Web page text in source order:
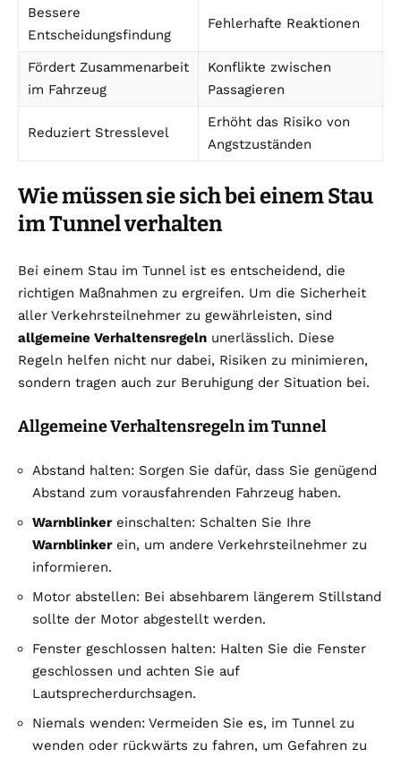
Bessere
Entscheidungsfindung
Fehlerhafte Reaktionen
Fördert Zusammenarbeit
im Fahrzeug
Konflikte zwischen
Passagieren
Reduziert Stresslevel
Erhöht das Risiko von
Angstzuständen
Wie müssen sie sich bei einem Stau
im Tunnel verhalten
Bei einem Stau im Tunnel ist es entscheidend, die
richtigen Maßnahmen zu ergreifen. Um die Sicherheit
aller Verkehrsteilnehmer zu gewährleisten, sind
allgemeine Verhaltensregeln unerlässlich. Diese
Regeln helfen nicht nur dabei, Risiken zu minimieren,
sondern tragen auch zur Beruhigung der Situation bei.
Allgemeine Verhaltensregeln im Tunnel
Abstand halten: Sorgen Sie dafür, dass Sie genügend
Abstand zum vorausfahrenden Fahrzeug haben.
Warnblinkereinschalten: Schalten Sie Ihre
Warnblinkerein, um andere Verkehrsteilnehmer zu
informieren.
Motor abstellen: Bei absehbarem längerem Stillstand
sollte der Motor abgestellt werden.
Fenster geschlossen halten: Halten Sie die Fenster
geschlossen und achten Sie auf
Lautsprecherdurchsagen.
Niemals wenden: Vermeiden Sie es, im Tunnel zu
wenden oder rückwärts zu fahren, um Gefahren zu